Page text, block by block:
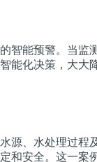
智能预警。当监
能化决策，大大
源、水处理过程
和安全。这一案